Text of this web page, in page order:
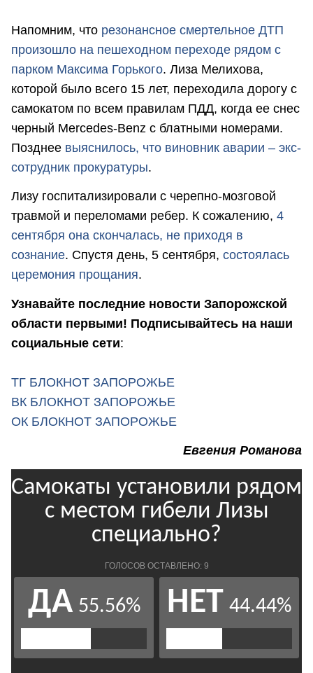
Напомним, что резонансное смертельное ДТП
произошло на пешеходном переходе рядом с
парком Максима Горького. Лиза Мелихова,
которой было всего 15 лет, переходила дорогу с
самокатом по всем правилам ПДД, когда ее снес
черный Mercedes-Benz с блатными номерами.
Позднее выяснилось, что виновник аварии – экс-
сотрудник прокуратуры.
Лизу госпитализировали с черепно-мозговой
травмой и переломами ребер. К сожалению, 4
сентября она скончалась, не приходя в
сознание. Спустя день, 5 сентября, состоялась
церемония прощания.
Узнавайте последние новости Запорожской
области первыми! Подписывайтесь на наши
социальные сети:
ТГ БЛОКНОТ ЗАПОРОЖЬЕ
ВК БЛОКНОТ ЗАПОРОЖЬЕ
ОК БЛОКНОТ ЗАПОРОЖЬЕ
Евгения Романова